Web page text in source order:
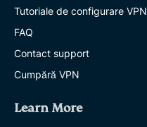
Tutoriale de configurare VPN
FAQ
Contact support
Cumpără VPN
Learn More